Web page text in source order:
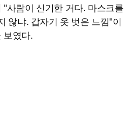
"사람이 신기한 거다. 마스크를
않냐. 갑자기 옷 벗은 느낌"이
보였다.